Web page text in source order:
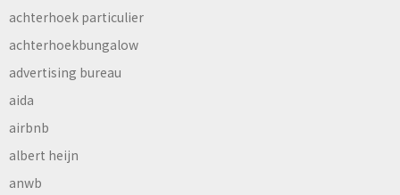
achterhoek particulier
achterhoekbungalow
advertising bureau
aida
airbnb
albert heijn
anwb